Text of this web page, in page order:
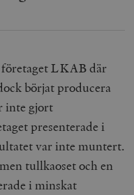
företaget LKAB där
börjat producera
inte gjort
presenterade i
var inte muntert.
tullkaoset och en
i minskat